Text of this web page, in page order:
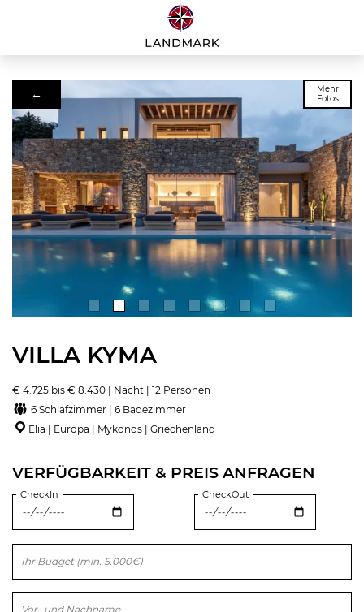
←
Mehr
Fotos
VILLA KYMA
€ 4.725 bis € 8.430 | Nacht | 12 Personen
6 Schlafzimmer | 6 Badezimmer
Elia | Europa | Mykonos | Griechenland
VERFÜGBARKEIT & PREIS ANFRAGEN
CheckIn CheckOut